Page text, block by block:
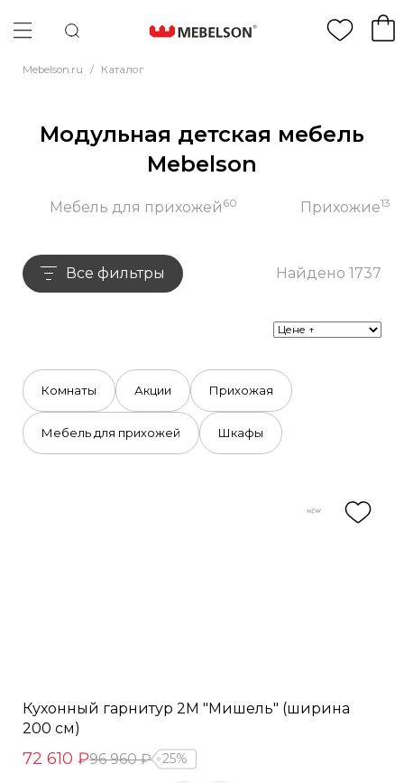
Mebelson.ru / Каталог
Модульная детская мебель
Mebelson
Мебель для прихожей 60 Прихожие13
Все фильтры Найдено 1737
Комнаты Акции Прихожая
Мебель для прихожей Шкафы
Кухонный гарнитур 2М "Мишель" (ширина
200 см)
72 610 ₽96 960 ₽ 25%